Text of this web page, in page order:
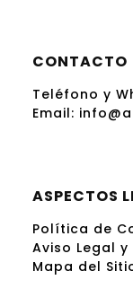
CONTACTO
Teléfono y
Email:
ASPECTOS
Política de
Aviso Legal
Mapa del